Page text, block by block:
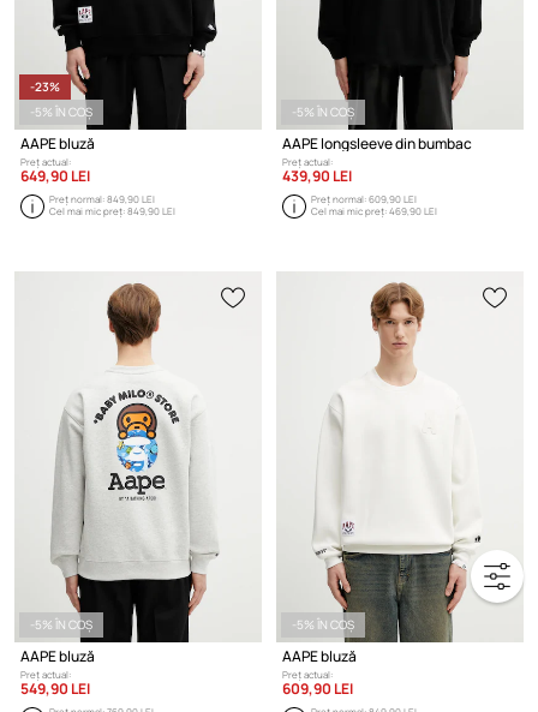
-23%
-5% ÎN COȘ
AAPE bluză
Preț actual:
649,90 LEI
Preț normal:849,90 LEI
Cel mai mic preț:849,90 LEI
-5% ÎN COȘ
AAPE longsleeve din bumbac
Preț actual:
439,90 LEI
Preț normal:609,90 LEI
Cel mai mic preț:469,90 LEI
-5% ÎN COȘ
AAPE bluză
Preț actual:
549,90 LEI
-5% ÎN COȘ
AAPE bluză
Preț actual:
609,90 LEI